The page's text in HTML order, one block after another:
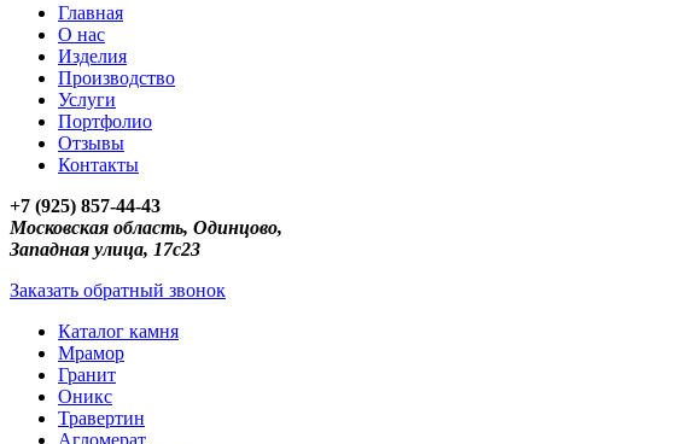
Главная
О нас
Изделия
Производство
Услуги
Портфолио
Отзывы
Контакты
+7 (925) 857-44-43
Московская область, Одинцово,
Западная улица, 17с23
Заказать обратный звонок
Каталог камня
Мрамор
Гранит
Оникс
Травертин
Агломерат